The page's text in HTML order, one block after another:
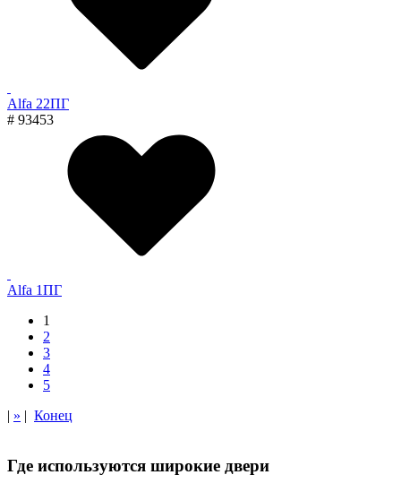
Alfa 22ПГ
# 93453
Alfa 1ПГ
1
2
3
4
5
| » | Конец
Где используются широкие двери